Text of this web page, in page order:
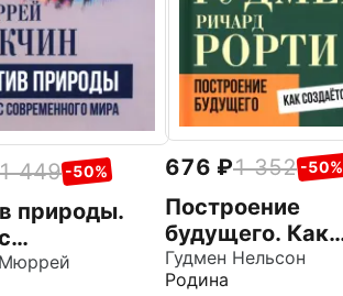
449 -50%
природы.
мира
676 1 352 -50%
Построение
будущего. Как
создается мир
Гудмен Нельсон
Родина